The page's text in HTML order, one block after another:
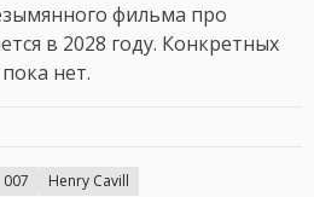
фильма про
в 2028 году. Конкретных
нет.
007 Henry Cavill